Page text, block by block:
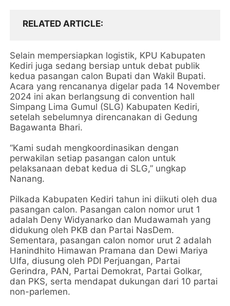
RELATED ARTICLE
Selain mempersiapkan logistik, KPU Kabupaten
Kediri juga sedang bersiap untuk debat publik
kedua pasangan calon Bupati dan Wakil Bupati.
Acara yang rencananya digelar pada 14 November
2024 ini akan berlangsung di convention hall
Simpang Lima Gumul (SLG) Kabupaten Kediri,
setelah sebelumnya direncanakan di Gedung
Bagawanta Bhari.
“Kami sudah mengkoordinasikan dengan
perwakilan setiap pasangan calon untuk
pelaksanaan debat kedua di SLG,” ungkap
Nanang.
Pilkada Kabupaten Kediri tahun ini diikuti oleh dua
pasangan calon. Pasangan calon nomor urut 1
adalah Deny Widyanarko dan Mudawamah yang
didukung oleh PKB dan Partai NasDem.
Sementara, pasangan calon nomor urut 2 adalah
Hanindhito Himawan Pramana dan Dewi Mariya
Ulfa, diusung oleh PDI Perjuangan, Partai
Gerindra, PAN, Partai Demokrat, Partai Golkar,
dan PKS, serta mendapat dukungan dari 10 partai
non-parlemen.